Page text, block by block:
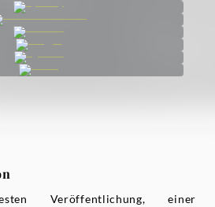
Veröffentlichung, einer